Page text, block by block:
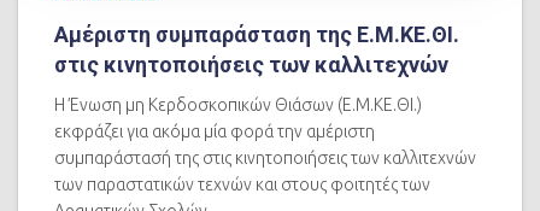
Αμέριστη συμπαράσταση της Ε.Μ.ΚΕ.ΘΙ.
στις κινητοποιήσεις των καλλιτεχνών
Η Ένωση μη Κερδοσκοπικών Θιάσων (Ε.Μ.ΚΕ.ΘΙ.)
εκφράζει για ακόμα μία φορά την αμέριστη
συμπαράστασή της στις κινητοποιήσεις των καλλιτεχνών
των παραστατικών τεχνών και στους φοιτητές των